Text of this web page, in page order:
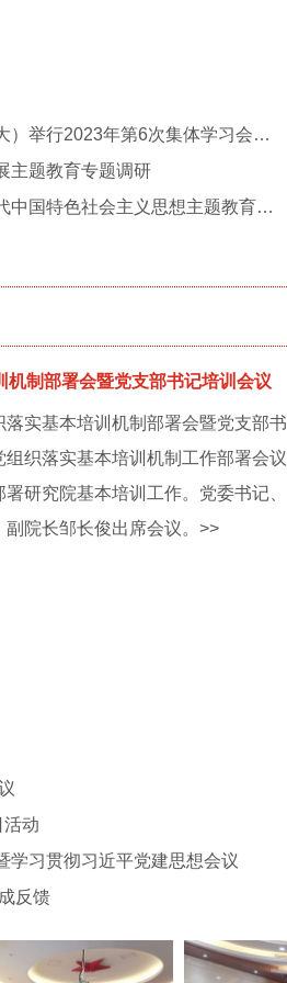
总局党委理论学习中心组（扩大）举行2023年第6次集体学习会暨主题教育专题党课
主题教育专题调研
总局党委学习贯彻习近平新时代中国特色社会主义思想主题教育读书班开班
制部署会暨党支部书记培训会议
实基本培训机制部署会暨党支部书
织落实基本培训机制工作部署会议
研究院基本培训工作。党委书记、
院长邹长俊出席会议。>>
活动
学习贯彻习近平党建思想会议
反馈